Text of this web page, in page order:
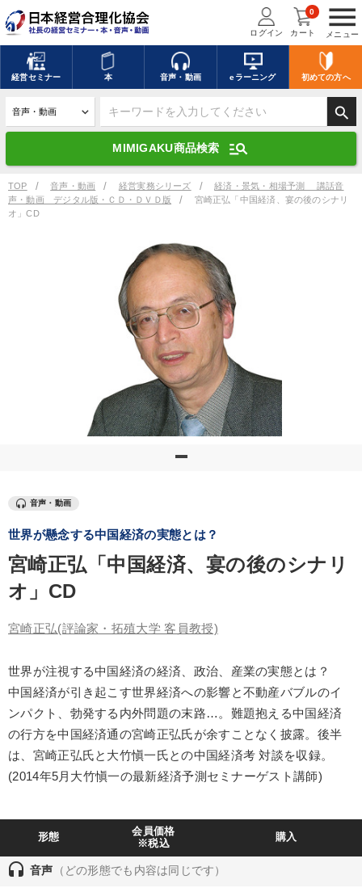
menu
メニュー
ログイン カート
0
経営セミナー 本 音声・動画 eラーニング 初めての方へ
search
MIMIGAKU商品検索 manage_search
キーワードを入力して探す
デジタル版対応のみ検索結果に表示する
search 上記の条件で検索
全国経営者セミナー講演収録物（全1315タイトル）からお探しいただけ
事業家のロマンと経営
若手異才経営者の発想 専門家のアドバイス
リーダーの器量を学ぶ
仕事のスキルと人間力を高める知恵を身につける
2026年春季全国経営者セミナー収録講演ＣＤ・講演ＤＶＤ・デジ
井上和弘の財務力UP
オーナー社長の「現場力の経営」＋現場の「儲ける力」をさらに
高める教材２選
製造業 卸売・小売・飲食業
IT・サービス・金融業 コンサルタント
TOP 音声・動画 経営実務シリーズ
経済・景気・相場予測 講話音
声・動画 デジタル版・ＣＤ・ＤＶＤ版
宮崎正弘「中国経済、宴の後のシナリ
オ」CD
音声・動画
世界が懸念する中国経済の実態とは？
宮崎正弘「中国経済、宴の後のシナリ
オ」CD
宮崎正弘(評論家・拓殖大学 客員教授)
世界が注視する中国経済の経済、政治、産業の実態とは？
中国経済が引き起こす世界経済への影響と不動産バブルのイ
ンパクト、勃発する内外問題の末路…。難題抱える中国経済
の行方を中国経済通の宮崎正弘氏が余すことなく披露。後半
は、宮崎正弘氏と大竹愼一氏との中国経済考 対談を収録。
(2014年5月大竹愼一の最新経済予測セミナーゲスト講師)
形態
会員価格
※税込
購入
headset 音声 （どの形態でも内容は同じです）